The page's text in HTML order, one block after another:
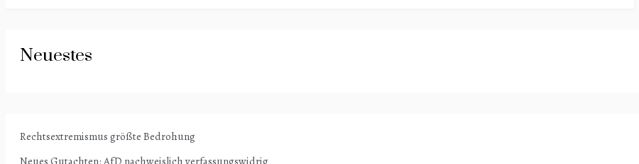
Neuestes
Rechtsextremismus größte Bedrohung
Neues Gutachten: AfD nachweislich verfassungswidrig